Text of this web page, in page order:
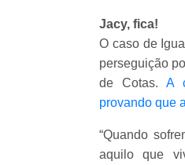
Jacy, fica!
O caso de
perseguição
de Cotas. A
provando que
“Quando
aquilo que